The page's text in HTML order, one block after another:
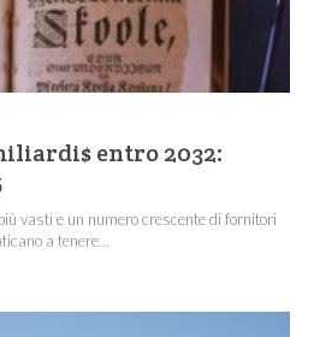
entro 2032:
vasti e un numero crescente di fornitori
a tenere...